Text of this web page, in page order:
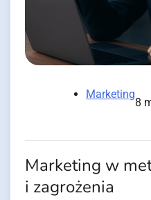
Marketing
8
Marketing w
i zagrożenia